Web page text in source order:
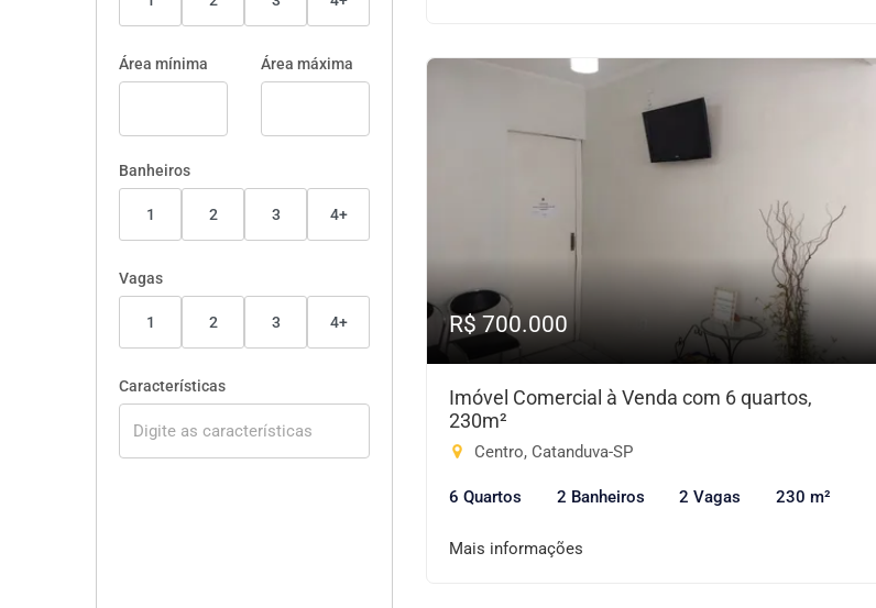
Área mínima Área máxima
Banheiros
1 2 3 4+
Vagas
1 2 3 4+
Características
R$ 700.000
Imóvel Comercial à Venda com 6 quartos,
230m²
Centro, Catanduva-SP
6 Quartos 2 Banheiros 2 Vagas 230 m²
Mais informações